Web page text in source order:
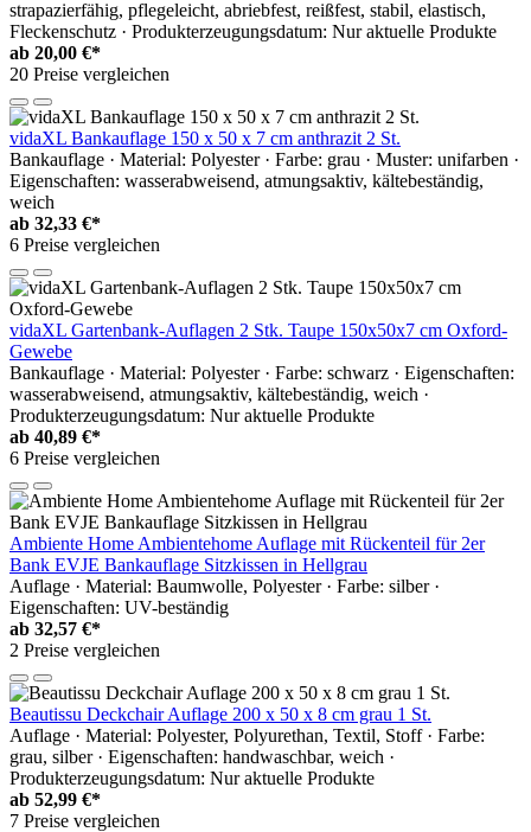
strapazierfähig, pflegeleicht, abriebfest, reißfest, stabil, elastisch,
Fleckenschutz · Produkterzeugungsdatum: Nur aktuelle Produkte
ab 20,00 €*
20 Preise vergleichen
vidaXL Bankauflage 150 x 50 x 7 cm anthrazit 2 St.
Bankauflage · Material: Polyester · Farbe: grau · Muster: unifarben ·
Eigenschaften: wasserabweisend, atmungsaktiv, kältebeständig,
weich
ab 32,33 €*
6 Preise vergleichen
vidaXL Gartenbank-Auflagen 2 Stk. Taupe 150x50x7 cm Oxford-
Gewebe
Bankauflage · Material: Polyester · Farbe: schwarz · Eigenschaften:
wasserabweisend, atmungsaktiv, kältebeständig, weich ·
Produkterzeugungsdatum: Nur aktuelle Produkte
ab 40,89 €*
6 Preise vergleichen
Ambiente Home Ambientehome Auflage mit Rückenteil für 2er
Bank EVJE Bankauflage Sitzkissen in Hellgrau
Auflage · Material: Baumwolle, Polyester · Farbe: silber ·
Eigenschaften: UV-beständig
ab 32,57 €*
2 Preise vergleichen
Beautissu Deckchair Auflage 200 x 50 x 8 cm grau 1 St.
Auflage · Material: Polyester, Polyurethan, Textil, Stoff · Farbe:
grau, silber · Eigenschaften: handwaschbar, weich ·
Produkterzeugungsdatum: Nur aktuelle Produkte
ab 52,99 €*
7 Preise vergleichen